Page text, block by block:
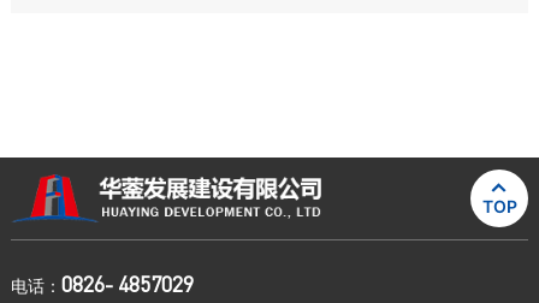

TOP
电话： 0826- 4857029